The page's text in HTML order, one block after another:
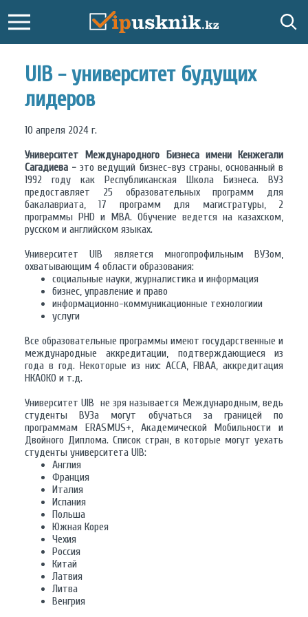
UIB - университет будущих
лидеров
10 апреля 2024 г.
Университет Международного Бизнеса имени Кенжегали
Сагадиева -это ведущий бизнес-вуз страны, основанный в
1992 году как Республиканская Школа Бизнеса. ВУЗ
предоставляет 25 образовательных программ для
бакалавриата, 17 программ для магистратуры, 2
программы PHD и MBA. Обучение ведется на казахском,
русском и английском языках.
Университет UIB является многопрофильным ВУЗом,
охватывающим 4 области образования:
социальные науки, журналистика и информация
бизнес, управление и право
информационно-коммуникационные технологиии
услуги
Все образовательные программы имеют государственные и
международные аккредитации, подтверждающиеся из
года в год. Некоторые из них: ACCA, FIBAA, аккредитация
НКАОКО и т.д.
Университет UIB не зря называется Международным, ведь
студенты ВУЗа могут обучаться за границей по
программам ERASMUS+, Академической Мобильности и
Двойного Диплома. Список стран, в которые могут уехать
студенты университета UIB:
Англия
Франция
Италия
Испания
Польша
Южная Корея
Чехия
Россия
Китай
Латвия
Литва
Венгрия